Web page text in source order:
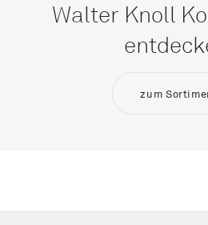
Walter Knoll
zum